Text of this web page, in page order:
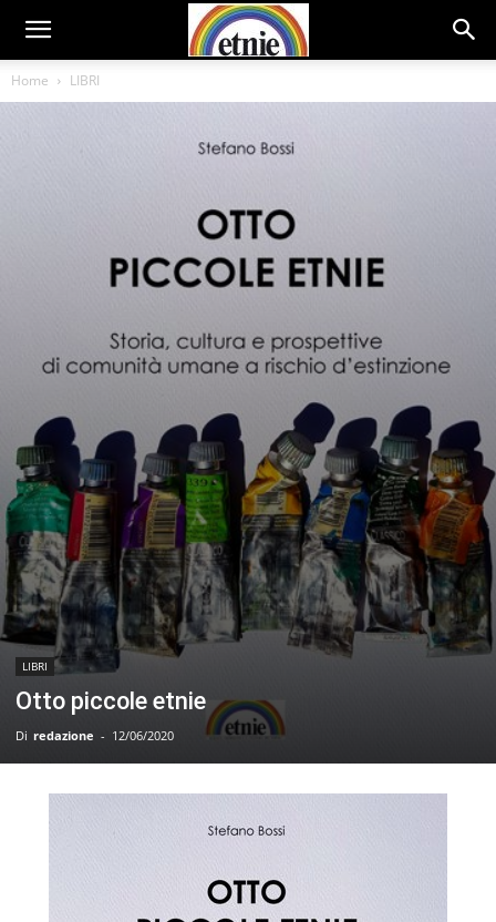
Home LIBRI
LIBRI
Otto piccole etnie
Di redazione - 12/06/2020